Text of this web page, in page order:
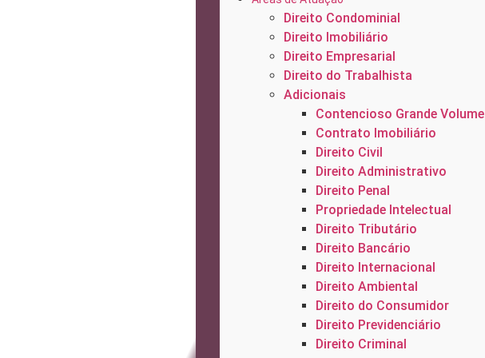
Direito Condominial
Direito Imobiliário
Direito Empresarial
Direito do Trabalhista
Adicionais
Contencioso Grande Volume
Contrato Imobiliário
Direito Civil
Direito Administrativo
Direito Penal
Propriedade Intelectual
Direito Tributário
Direito Bancário
Direito Internacional
Direito Ambiental
Direito do Consumidor
Direito Previdenciário
Direito Criminal